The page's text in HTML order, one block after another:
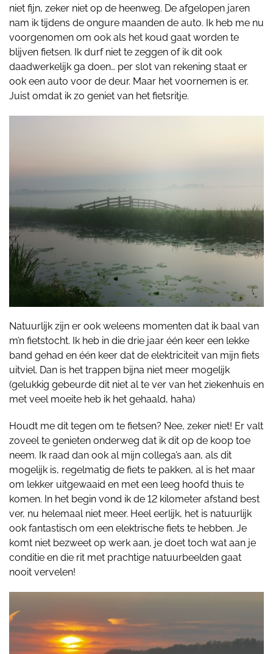
niet fijn, zeker niet op de heenweg. De afgelopen jaren
nam ik tijdens de ongure maanden de auto. Ik heb me nu
voorgenomen om ook als het koud gaat worden te
blijven fietsen. Ik durf niet te zeggen of ik dit ook
daadwerkelijk ga doen… per slot van rekening staat er
ook een auto voor de deur. Maar het voornemen is er.
Juist omdat ik zo geniet van het fietsritje.
Natuurlijk zijn er ook weleens momenten dat ik baal van
m’n fietstocht. Ik heb in die drie jaar één keer een lekke
band gehad en één keer dat de elektriciteit van mijn fiets
uitviel. Dan is het trappen bijna niet meer mogelijk
(gelukkig gebeurde dit niet al te ver van het ziekenhuis en
met veel moeite heb ik het gehaald, haha)
Houdt me dit tegen om te fietsen? Nee, zeker niet! Er valt
zoveel te genieten onderweg dat ik dit op de koop toe
neem. Ik raad dan ook al mijn collega’s aan, als dit
mogelijk is, regelmatig de fiets te pakken, al is het maar
om lekker uitgewaaid en met een leeg hoofd thuis te
komen. In het begin vond ik de 12 kilometer afstand best
ver, nu helemaal niet meer. Heel eerlijk, het is natuurlijk
ook fantastisch om een elektrische fiets te hebben. Je
komt niet bezweet op werk aan, je doet toch wat aan je
conditie en die rit met prachtige natuurbeelden gaat
nooit vervelen!